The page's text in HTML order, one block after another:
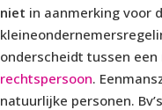
niet in aanmerking voor
onderscheidt tussen
rechtspersoon.
natuurlijke personen.